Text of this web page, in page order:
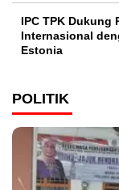
IPC TPK Dukung
Internasional
Estonia
POLITIK